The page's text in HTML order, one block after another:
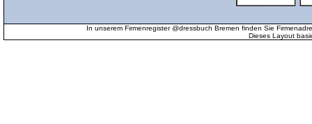
In unserem Firmenregister @dressbuch Bremen finden Sie
Dieses Layout